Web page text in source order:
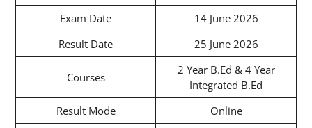
Exam Date
14 June 2026
Result Date
25 June 2026
Courses
2 Year B.Ed & 4 Year
Integrated B.Ed
Result Mode
Online